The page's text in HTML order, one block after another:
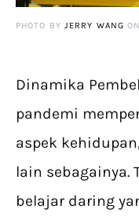
PHOTO BY JERRY WANG ON
Dinamika
pandemi
aspek
lain sebagainya.
belajar daring